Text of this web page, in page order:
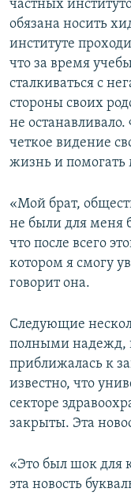
частных
обязана носить
институте
что за время
сталкиваться с
стороны своих
не
четкое видение
жизнь и помогать
«Мой брат,
не были для меня
что после всего
котором я смогу
говорит она.
Следующие
полными надежд,
приближалась к
известно, что
секторе
закрыты. Эта
«Это был шок для
эта новость